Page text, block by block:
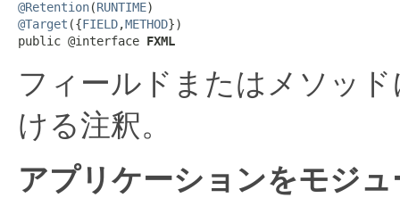
@Retention(RUNTIME
@Target ({FIELD,METHOD})
public @interface FXML
フィールドまたはメソッ
ける注釈。
アプリケーションをモジ